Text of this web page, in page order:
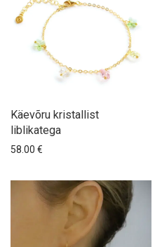
Käevõru kristallist
liblikatega
58.00 €